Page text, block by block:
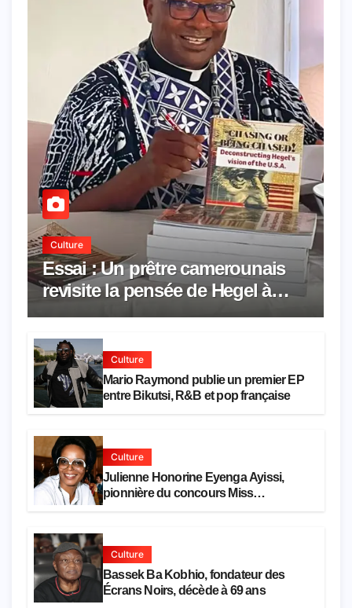
Culture
Essai : Un prêtre camerounais
revisite la pensée de Hegel à
travers le rêve américain
Culture
Mario Raymond publie un premier EP
entre Bikutsi, R&B et pop française
Culture
Julienne Honorine Eyenga Ayissi,
pionnière du concours Miss
Culture
Bassek Ba Kobhio, fondateur des
Écrans Noirs, décède à 69 ans